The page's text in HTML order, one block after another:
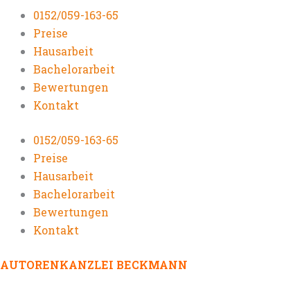
0152/059-163-65
Preise
Hausarbeit
Bachelorarbeit
Bewertungen
Kontakt
0152/059-163-65
Preise
Hausarbeit
Bachelorarbeit
Bewertungen
Kontakt
AUTORENKANZLEI BECKMANN